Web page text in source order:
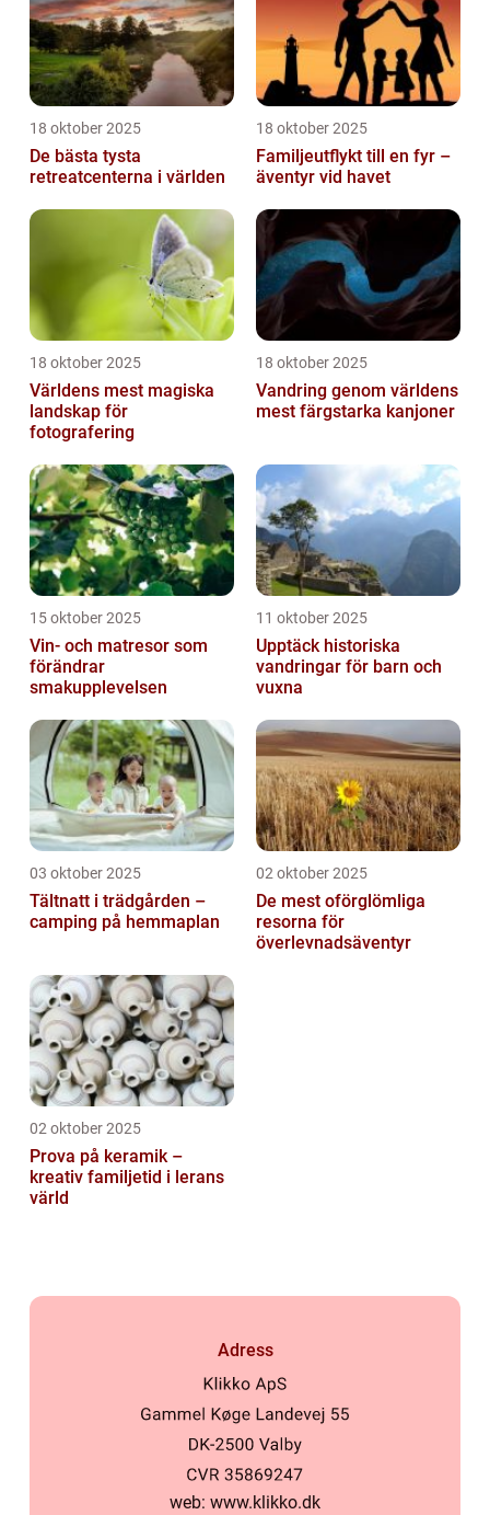
18 oktober 2025
De bästa tysta
retreatcenterna i världen
18 oktober 2025
Familjeutflykt till en fyr –
äventyr vid havet
18 oktober 2025
Världens mest magiska
landskap för
fotografering
18 oktober 2025
Vandring genom världens
mest färgstarka kanjoner
15 oktober 2025
Vin- och matresor som
förändrar
smakupplevelsen
11 oktober 2025
Upptäck historiska
vandringar för barn och
vuxna
03 oktober 2025
Tältnatt i trädgården –
camping på hemmaplan
02 oktober 2025
De mest oförglömliga
resorna för
överlevnadsäventyr
02 oktober 2025
Prova på keramik –
kreativ familjetid i lerans
värld
Adress
web: www.klikko.dk